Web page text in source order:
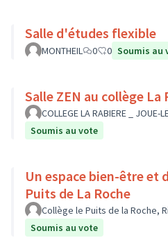
Salle d'études flexible
MONTHEIL 0 0 Soumis au
Salle ZEN au collège La
COLLEGE LA RABIERE _ JOUE-
Soumis au vote
Un espace bien-être et
Puits de La Roche
Collège le Puits de la Roche,
Soumis au vote